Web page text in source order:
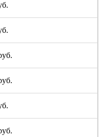
пусковой конденсатор)